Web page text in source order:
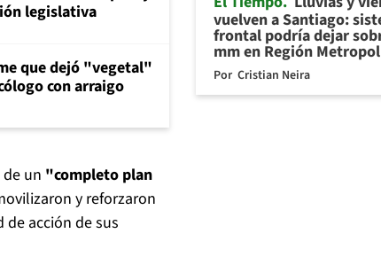
legislativa
que dejó "vegetal"
con arraigo
un "completo plan
y reforzaron
de acción de sus
vuelven a Santiago:
frontal podría dejar
mm en Región
Por Cristian Neira